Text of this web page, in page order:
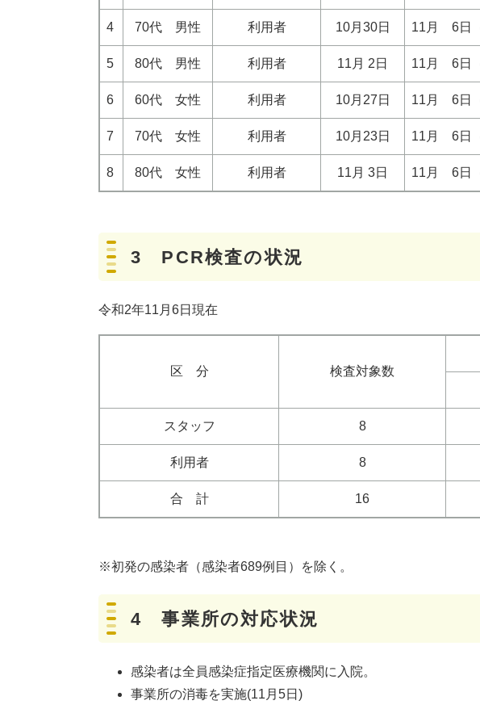
4 70代 男性 利用者 10月30日 11月 6日
5 80代 男性 利用者 11月 2日 11月 6日
6 60代 女性 利用者 10月27日 11月 6日
7 70代 女性 利用者 10月23日 11月 6日
8 80代 女性 利用者 11月 3日 11月 6日
3 PCR検査の状況
令和2年11月6日現在
区 分 検査対象数
スタッフ 8
利用者 8
合 計 16
※初発の感染者（感染者689例目）を除く。
4 事業所の対応状況
感染者は全員感染症指定医療機関に入院。
事業所の消毒を実施(11月5日)